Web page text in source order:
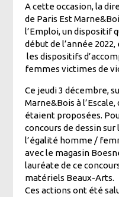
A cette occasion, la
de Paris Est
l’Emploi, un dispositif
début de l’année
les dispositifs
femmes victimes de
Ce jeudi 3 décembre,
Marne&Bois à
étaient proposées.
concours de dessin
l’égalité homme /
avec le magasin
lauréate de ce
matériels Beaux-Arts.
Ces actions ont été